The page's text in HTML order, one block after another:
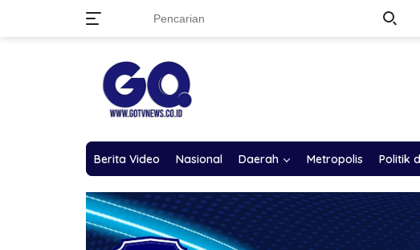
Berita Video Nasional Daerah Metropolis Politik